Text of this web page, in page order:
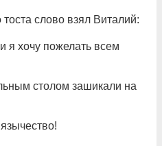
слово взял Виталий:
я хочу пожелать всем
столом зашикали на